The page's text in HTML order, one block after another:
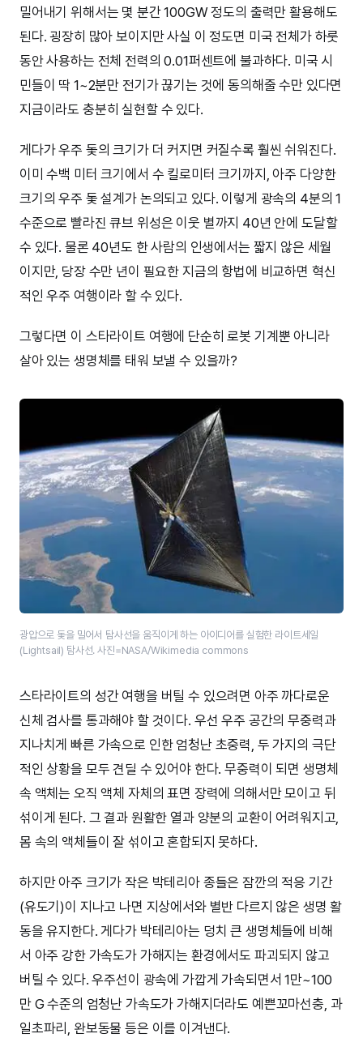
밀어내기 위해서는 몇 분간 100GW 정도의 출력만 활용해도
된다. 굉장히 많아 보이지만 사실 이 정도면 미국 전체가 하룻
동안 사용하는 전체 전력의 0.01퍼센트에 불과하다. 미국 시
민들이 딱 1~2분만 전기가 끊기는 것에 동의해줄 수만 있다면
지금이라도 충분히 실현할 수 있다.
게다가 우주 돛의 크기가 더 커지면 커질수록 훨씬 쉬워진다.
이미 수백 미터 크기에서 수 킬로미터 크기까지, 아주 다양한
크기의 우주 돛 설계가 논의되고 있다. 이렇게 광속의 4분의 1
수준으로 빨라진 큐브 위성은 이웃 별까지 40년 안에 도달할
수 있다. 물론 40년도 한 사람의 인생에서는 짧지 않은 세월
이지만, 당장 수만 년이 필요한 지금의 항법에 비교하면 혁신
적인 우주 여행이라 할 수 있다.
그렇다면 이 스타라이트 여행에 단순히 로봇 기계뿐 아니라
살아 있는 생명체를 태워 보낼 수 있을까?
광압으로 돛을 밀어서 탐사선을 움직이게 하는 아이디어를 실험한 라이트세일
(Lightsail) 탐사선. 사진=NASA/Wikimedia commons
스타라이트의 성간 여행을 버틸 수 있으려면 아주 까다로운
신체 검사를 통과해야 할 것이다. 우선 우주 공간의 무중력과
지나치게 빠른 가속으로 인한 엄청난 초중력, 두 가지의 극단
적인 상황을 모두 견딜 수 있어야 한다. 무중력이 되면 생명체
속 액체는 오직 액체 자체의 표면 장력에 의해서만 모이고 뒤
섞이게 된다. 그 결과 원활한 열과 양분의 교환이 어려워지고,
몸 속의 액체들이 잘 섞이고 혼합되지 못하다.
하지만 아주 크기가 작은 박테리아 종들은 잠깐의 적응 기간
(유도기)이 지나고 나면 지상에서와 별반 다르지 않은 생명 활
동을 유지한다. 게다가 박테리아는 덩치 큰 생명체들에 비해
서 아주 강한 가속도가 가해지는 환경에서도 파괴되지 않고
버틸 수 있다. 우주선이 광속에 가깝게 가속되면서 1만~100
만 G 수준의 엄청난 가속도가 가해지더라도 예쁜꼬마선충, 과
일초파리, 완보동물 등은 이를 이겨낸다.